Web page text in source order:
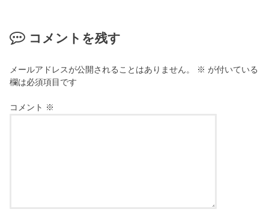
コメントを残す
メールアドレスが公開されることはありません。 ※ が付いている
欄は必須項目です
コメント ※